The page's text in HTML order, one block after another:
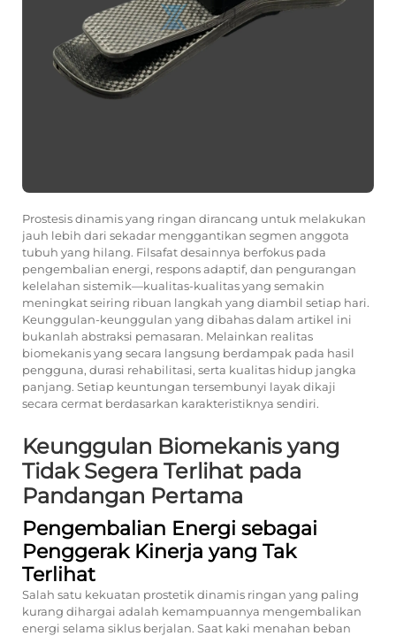
Prostesis dinamis yang ringan dirancang untuk melakukan
jauh lebih dari sekadar menggantikan segmen anggota
tubuh yang hilang. Filsafat desainnya berfokus pada
pengembalian energi, respons adaptif, dan pengurangan
kelelahan sistemik—kualitas-kualitas yang semakin
meningkat seiring ribuan langkah yang diambil setiap hari.
Keunggulan-keunggulan yang dibahas dalam artikel ini
bukanlah abstraksi pemasaran. Melainkan realitas
biomekanis yang secara langsung berdampak pada hasil
pengguna, durasi rehabilitasi, serta kualitas hidup jangka
panjang. Setiap keuntungan tersembunyi layak dikaji
secara cermat berdasarkan karakteristiknya sendiri.
Keunggulan Biomekanis yang
Tidak Segera Terlihat pada
Pandangan Pertama
Pengembalian Energi sebagai
Penggerak Kinerja yang Tak
Terlihat
Salah satu kekuatan prostetik dinamis ringan yang paling
kurang dihargai adalah kemampuannya mengembalikan
energi selama siklus berjalan. Saat kaki menahan beban